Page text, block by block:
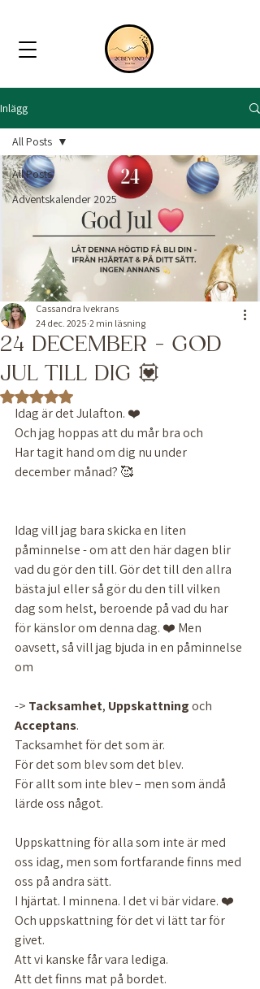
Inlägg
All Posts
Adventskalender 2025
All Posts
24 DECEMBER - GOD
JUL TILL DIG 💟
Cassandra Ivekrans
24 dec. 2025 2 min läsning
Betygsatt till NaN av 5 stjärnor.
Idag är det Julafton. ❤️
Och jag hoppas att du mår bra och
Har tagit hand om dig nu under
december månad? 🥰
Idag vill jag bara skicka en liten
påminnelse - om att den här dagen blir
vad du gör den till. Gör det till den allra
bästa jul eller så gör du den till vilken
dag som helst, beroende på vad du har
för känslor om denna dag. ❤️ Men
oavsett, så vill jag bjuda in en påminnelse
om
-> Tacksamhet, Uppskattning och
Acceptans.
Tacksamhet för det som är.
För det som blev som det blev.
För allt som inte blev – men som ändå
lärde oss något.
Uppskattning för alla som inte är med
oss idag, men som fortfarande finns med
oss på andra sätt.
I hjärtat. I minnena. I det vi bär vidare. ❤️
Och uppskattning för det vi lätt tar för
givet.
Att vi kanske får vara lediga.
Att det finns mat på bordet.